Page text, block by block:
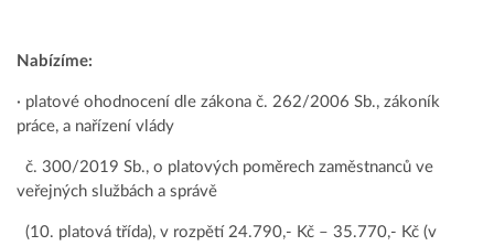
Nabízíme:
· platové ohodnocení dle zákona č. 262/2006 Sb., zákoník
práce, a nařízení vlády
č. 300/2019 Sb., o platových poměrech zaměstnanců ve
veřejných službách a správě
(10. platová třída), v rozpětí 24.790,- Kč – 35.770,- Kč (v